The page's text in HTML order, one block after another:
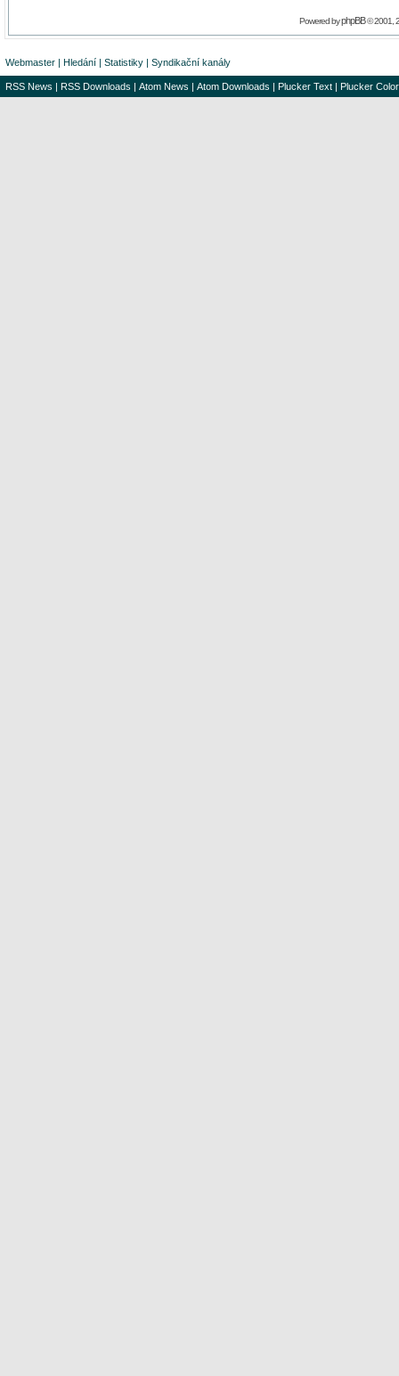
Powered byphpBB© 2001,
Webmaster | Hledání | Statistiky | Syndikační kanály
RSS News | RSS Downloads | Atom News | Atom Downloads | Plucker Text | Plucker Color